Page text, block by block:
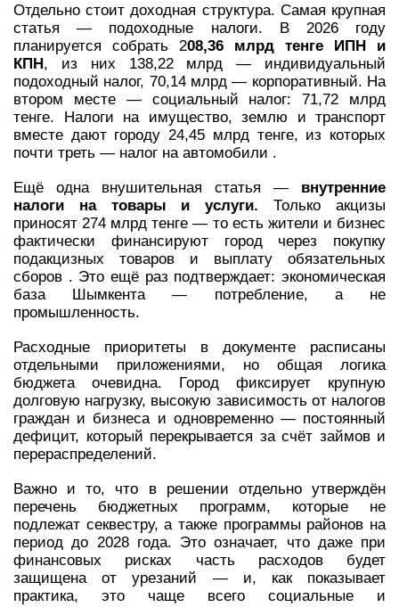
Отдельно стоит доходная структура. Самая крупная
статья — подоходные налоги. В 2026 году
планируется собрать 208,36 млрд тенге ИПН и
КПН, из них 138,22 млрд — индивидуальный
подоходный налог, 70,14 млрд — корпоративный. На
втором месте — социальный налог: 71,72 млрд
тенге. Налоги на имущество, землю и транспорт
вместе дают городу 24,45 млрд тенге, из которых
почти треть — налог на автомобили .
Ещё одна внушительная статья — внутренние
налоги на товары и услуги. Только акцизы
приносят 274 млрд тенге — то есть жители и бизнес
фактически финансируют город через покупку
подакцизных товаров и выплату обязательных
сборов . Это ещё раз подтверждает: экономическая
база Шымкента — потребление, а не
промышленность.
Расходные приоритеты в документе расписаны
отдельными приложениями, но общая логика
бюджета очевидна. Город фиксирует крупную
долговую нагрузку, высокую зависимость от налогов
граждан и бизнеса и одновременно — постоянный
дефицит, который перекрывается за счёт займов и
перераспределений.
Важно и то, что в решении отдельно утверждён
перечень бюджетных программ, которые не
подлежат секвестру, а также программы районов на
период до 2028 года. Это означает, что даже при
финансовых рисках часть расходов будет
защищена от урезаний — и, как показывает
практика, это чаще всего социальные и